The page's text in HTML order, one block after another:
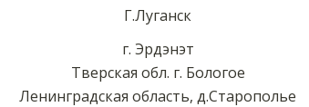
Г.Луганск
г. Эрдэнэт
Тверская обл. г. Бологое
Ленинградская область, д.Старополье